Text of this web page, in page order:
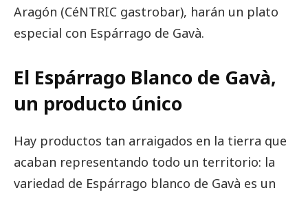
Aragón (CéNTRIC gastrobar), harán un plato
especial con Espárrago de Gavà.
El Espárrago Blanco de Gavà,
un producto único
Hay productos tan arraigados en la tierra que
acaban representando todo un territorio: la
variedad de Espárrago blanco de Gavà es un